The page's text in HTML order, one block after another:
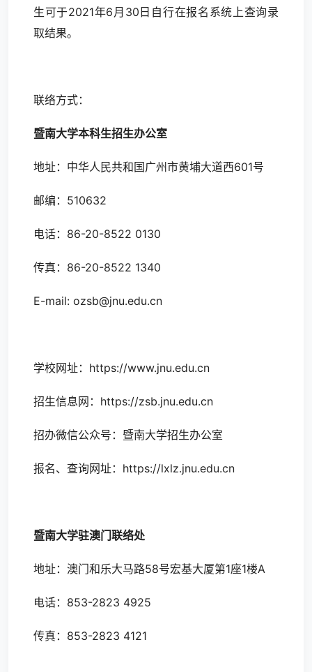
生可于2021年6月30日自行在报名系统上查询录
取结果。
联络方式：
暨南大学本科生招生办公室
地址：中华人民共和国广州市黄埔大道西601号
邮编：510632
电话：86-20-8522 0130
传真：86-20-8522 1340
E-mail: ozsb@jnu.edu.cn
学校网址： https://www.jnu.edu.cn
招生信息网： https://zsb.jnu.edu.cn
招办微信公众号：暨南大学招生办公室
报名、查询网址： https://lxlz.jnu.edu.cn
暨南大学驻澳门联络处
地址：澳门和乐大马路58号宏基大厦第1座1楼A
电话：853-2823 4925
传真：853-2823 4121